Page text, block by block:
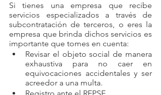
Si tienes una empresa que recibe
servicios especializados a través de
subcontratación de terceros, o eres la
empresa que brinda dichos servicios es
importante que tomes en cuenta:
Revisar el objeto social de manera
exhaustiva para no caer en
equivocaciones accidentales y ser
acreedor a una multa.